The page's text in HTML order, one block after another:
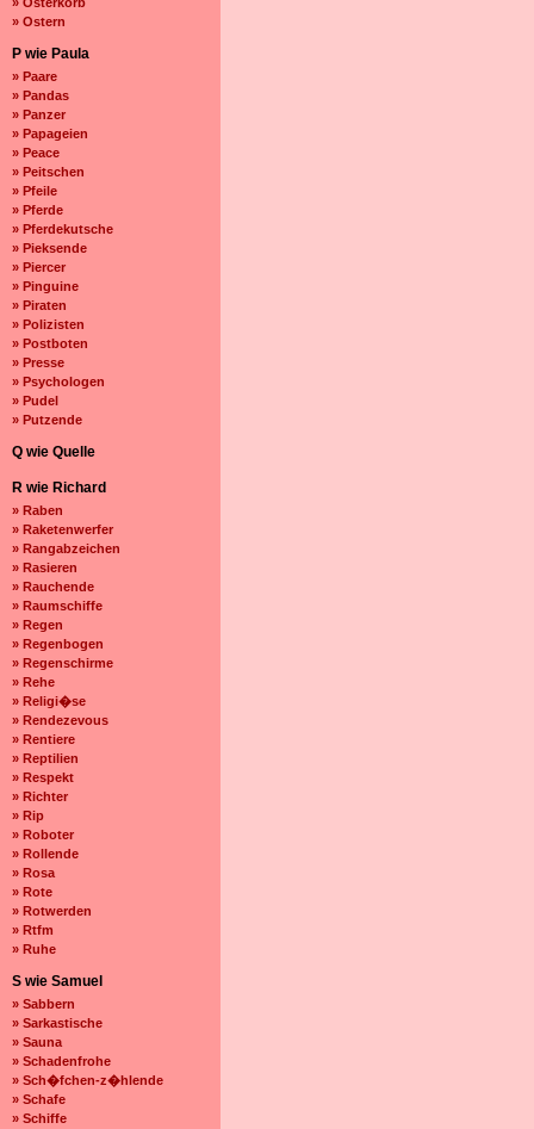
» Ostern
P wie Paula
» Paare
» Pandas
» Panzer
» Papageien
» Peace
» Peitschen
» Pfeile
» Pferde
» Pferdekutsche
» Pieksende
» Piercer
» Pinguine
» Piraten
» Polizisten
» Postboten
» Presse
» Psychologen
» Pudel
» Putzende
Q wie Quelle
R wie Richard
» Raben
» Raketenwerfer
» Rangabzeichen
» Rasieren
» Rauchende
» Raumschiffe
» Regen
» Regenbogen
» Regenschirme
» Rehe
» Religi�se
» Rendezevous
» Rentiere
» Reptilien
» Respekt
» Richter
» Rip
» Roboter
» Rollende
» Rosa
» Rote
» Rotwerden
» Rtfm
» Ruhe
S wie Samuel
» Sabbern
» Sarkastische
» Sauna
» Schadenfrohe
» Sch�fchen-z�hlende
» Schafe
» Schiffe